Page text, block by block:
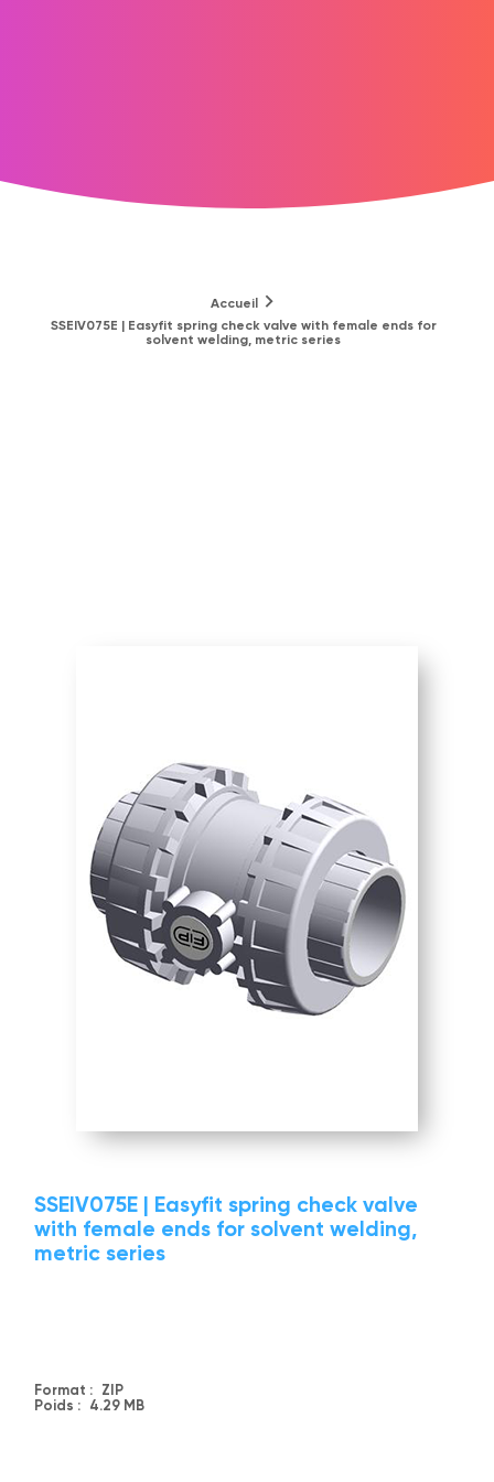
Accueil
SSEIV075E | Easyfit spring check valve with female ends for
solvent welding, metric series
SSEIV075E | Easyfit spring check valve
with female ends for solvent welding,
metric series
Format : ZIP
Poids : 4.29 MB